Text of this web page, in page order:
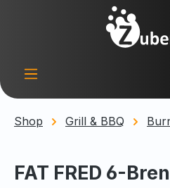
Zum Hauptinhalt springen
Shop Grill & BBQ
FAT FRED 6-